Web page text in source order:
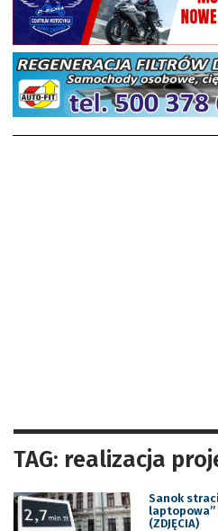
TAG: realizacja
Sanok
laptopowa”
(ZDJĘCIA)